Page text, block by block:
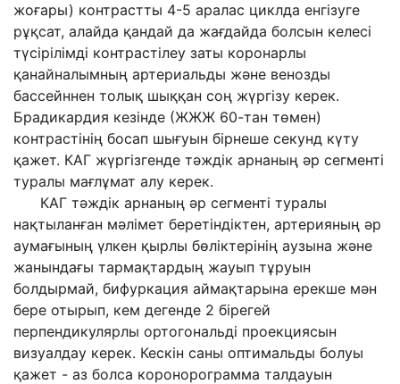
жоғары) контрастты 4-5 аралас циклда енгізуге
рұқсат, алайда қандай да жағдайда болсын келесі
түсірілімді контрастілеу заты коронарлы
қанайналымның артериальды және венозды
бассейннен толық шыққан соң жүргізу керек.
Брадикардия кезінде (ЖЖЖ 60-тан төмен)
контрастінің босап шығуын бірнеше секунд күту
қажет. КАГ жүргізгенде тәждік арнаның әр сегменті
туралы мағлұмат алу керек.
КАГ тәждік арнаның әр сегменті туралы
нақтыланған мәлімет беретіндіктен, артерияның әр
аумағының үлкен қырлы бөліктерінің аузына және
жанындағы тармақтардың жауып тұруын
болдырмай, бифуркация аймақтарына ерекше мән
бере отырып, кем дегенде 2 бірегей
перпендикулярлы ортогональді проекциясын
визуалдау керек. Кескін саны оптимальды болуы
қажет - аз болса коронорограмма талдауын